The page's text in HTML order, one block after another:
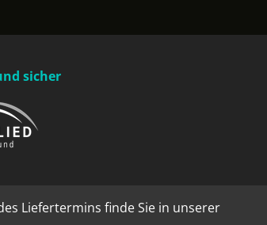
sicher
Liefertermins finde Sie in unserer